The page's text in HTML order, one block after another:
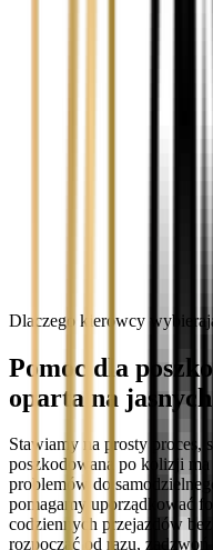
Dlaczego kierowcy
Pomoc dla
oparta na
Stawiamy na prosty proces,
poszkodowana po kolizji
problemów do
pomagamy uporządkować
codziennych przejazdów
rozpocząć od razu, zadzwoń